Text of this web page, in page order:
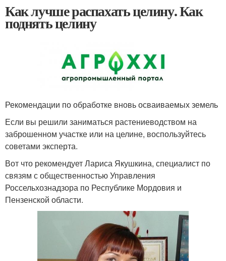
Как лучше распахать целину. Как
поднять целину
Рекомендации по обработке вновь осваиваемых земель
Если вы решили заниматься растениеводством на
заброшенном участке или на целине, воспользуйтесь
советами эксперта.
Вот что рекомендует Лариса Якушкина, специалист по
связям с общественностью Управления
Россельхознадзора по Республике Мордовия и
Пензенской области.